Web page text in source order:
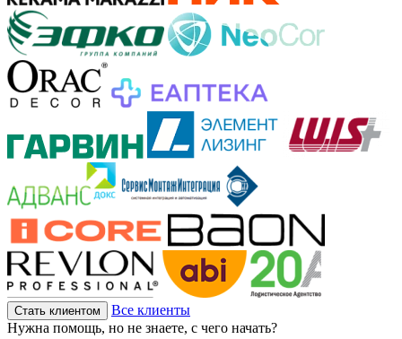
Стать клиентом
Все клиенты
Нужна помощь, но не знаете, с чего начать?